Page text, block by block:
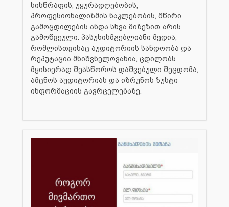
სისწრაფის, უყურადღებობის,
პროფესიონალიზმის ნაკლებობის, მწირი
გამოცდილების ანდა სხვა მიზეზით არის
გამოწვეული. პასუხისმგებლიანი მედია,
რომლისთვისაც აუდიტორიის სანდოობა და
რეპუტაცია მნიშვნელოვანია, ცდილობს
მყისიერად შეასწოროს დაშვებული შეცდომა,
ამცნოს აუდიტორიას და იზრუნოს ზუსტი
ინფორმაციის გავრცელებაზე.